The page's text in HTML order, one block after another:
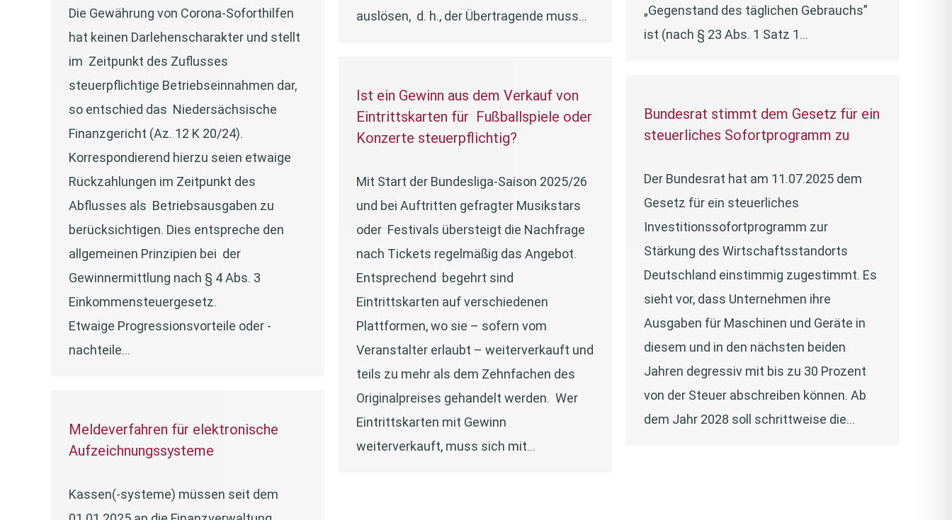
„Gegenstand des täglichen Gebrauchs”
ist (nach § 23 Abs. 1 Satz 1…
auslösen, d. h., der Übertragende muss…
Die Gewährung von Corona-Soforthilfen
hat keinen Darlehenscharakter und stellt
im Zeitpunkt des Zuflusses
steuerpflichtige Betriebseinnahmen dar,
so entschied das Niedersächsische
Finanzgericht (Az. 12 K 20/24).
Korrespondierend hierzu seien etwaige
Rückzahlungen im Zeitpunkt des
Abflusses als Betriebsausgaben zu
berücksichtigen. Dies entspreche den
allgemeinen Prinzipien bei der
Gewinnermittlung nach § 4 Abs. 3
Einkommensteuergesetz.
Etwaige Progressionsvorteile oder -
nachteile…
Ist ein Gewinn aus dem Verkauf von
Eintrittskarten für Fußballspiele oder
Konzerte steuerpflichtig?
Mit Start der Bundesliga-Saison 2025/26
und bei Auftritten gefragter Musikstars
oder Festivals übersteigt die Nachfrage
nach Tickets regelmäßig das Angebot.
Entsprechend begehrt sind
Eintrittskarten auf verschiedenen
Plattformen, wo sie – sofern vom
Veranstalter erlaubt – weiterverkauft und
teils zu mehr als dem Zehnfachen des
Originalpreises gehandelt werden. Wer
Eintrittskarten mit Gewinn
weiterverkauft, muss sich mit…
Bundesrat stimmt dem Gesetz für ein
steuerliches Sofortprogramm zu
Der Bundesrat hat am 11.07.2025 dem
Gesetz für ein steuerliches
Investitionssofortprogramm zur
Stärkung des Wirtschaftsstandorts
Deutschland einstimmig zugestimmt. Es
sieht vor, dass Unternehmen ihre
Ausgaben für Maschinen und Geräte in
diesem und in den nächsten beiden
Jahren degressiv mit bis zu 30 Prozent
von der Steuer abschreiben können. Ab
dem Jahr 2028 soll schrittweise die…
Meldeverfahren für elektronische
Aufzeichnungssysteme
Kassen(-systeme) müssen seit dem